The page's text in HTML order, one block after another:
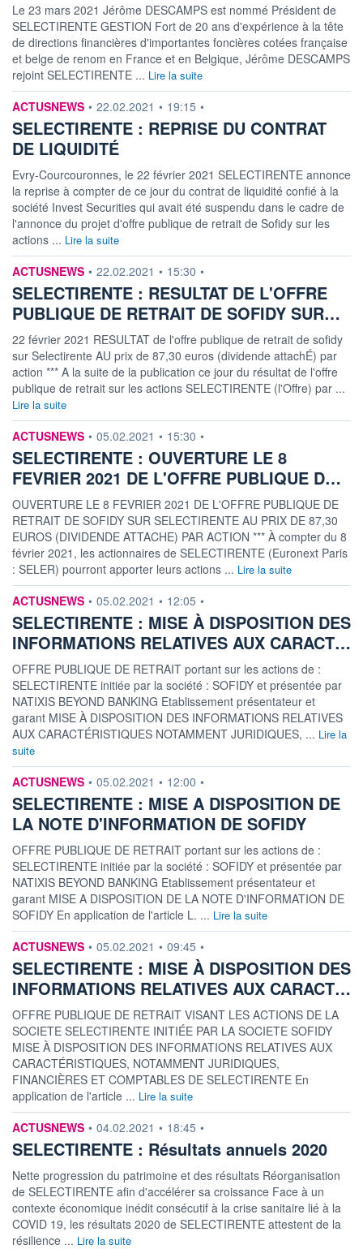
Le 23 mars 2021 Jérôme DESCAMPS est nommé Président de
SELECTIRENTE GESTION Fort de 20 ans d'expérience à la tête
de directions financières d'importantes foncières cotées française
et belge de renom en France et en Belgique, Jérôme DESCAMPS
rejoint SELECTIRENTE ... Lire la suite
information fournie par
ACTUSNEWS • 22.02.2021 • 19:15 •
SELECTIRENTE : REPRISE DU CONTRAT
DE LIQUIDITÉ
Evry-Courcouronnes, le 22 février 2021 SELECTIRENTE annonce
la reprise à compter de ce jour du contrat de liquidité confié à la
société Invest Securities qui avait été suspendu dans le cadre de
l'annonce du projet d'offre publique de retrait de Sofidy sur les
actions ... Lire la suite
information fournie par
ACTUSNEWS • 22.02.2021 • 15:30 •
SELECTIRENTE : RESULTAT DE L'OFFRE
PUBLIQUE DE RETRAIT DE SOFIDY SUR…
22 février 2021 RESULTAT de l'offre publique de retrait de sofidy
sur Selectirente AU prix de 87,30 euros (dividende attachÉ) par
action *** A la suite de la publication ce jour du résultat de l'offre
publique de retrait sur les actions SELECTIRENTE (l'Offre) par ...
Lire la suite
information fournie par
ACTUSNEWS • 05.02.2021 • 15:30 •
SELECTIRENTE : OUVERTURE LE 8
FEVRIER 2021 DE L'OFFRE PUBLIQUE D…
OUVERTURE LE 8 FEVRIER 2021 DE L'OFFRE PUBLIQUE DE
RETRAIT DE SOFIDY SUR SELECTIRENTE AU PRIX DE 87,30
EUROS (DIVIDENDE ATTACHE) PAR ACTION *** À compter du 8
février 2021, les actionnaires de SELECTIRENTE (Euronext Paris
: SELER) pourront apporter leurs actions ... Lire la suite
information fournie par
ACTUSNEWS • 05.02.2021 • 12:05 •
SELECTIRENTE : MISE À DISPOSITION DES
INFORMATIONS RELATIVES AUX CARACT…
OFFRE PUBLIQUE DE RETRAIT portant sur les actions de :
SELECTIRENTE initiée par la société : SOFIDY et présentée par
NATIXIS BEYOND BANKING Etablissement présentateur et
garant MISE À DISPOSITION DES INFORMATIONS RELATIVES
AUX CARACTÉRISTIQUES NOTAMMENT JURIDIQUES, ... Lire la
suite
information fournie par
ACTUSNEWS • 05.02.2021 • 12:00 •
SELECTIRENTE : MISE A DISPOSITION DE
LA NOTE D'INFORMATION DE SOFIDY
OFFRE PUBLIQUE DE RETRAIT portant sur les actions de :
SELECTIRENTE initiée par la société : SOFIDY et présentée par
NATIXIS BEYOND BANKING Etablissement présentateur et
garant MISE A DISPOSITION DE LA NOTE D'INFORMATION DE
SOFIDY En application de l'article L. ... Lire la suite
information fournie par
ACTUSNEWS • 05.02.2021 • 09:45 •
SELECTIRENTE : MISE À DISPOSITION DES
INFORMATIONS RELATIVES AUX CARACT…
OFFRE PUBLIQUE DE RETRAIT VISANT LES ACTIONS DE LA
SOCIETE SELECTIRENTE INITIÉE PAR LA SOCIETE SOFIDY
MISE À DISPOSITION DES INFORMATIONS RELATIVES AUX
CARACTÉRISTIQUES, NOTAMMENT JURIDIQUES,
FINANCIÈRES ET COMPTABLES DE SELECTIRENTE En
application de l'article ... Lire la suite
information fournie par
ACTUSNEWS • 04.02.2021 • 18:45 •
SELECTIRENTE : Résultats annuels 2020
Nette progression du patrimoine et des résultats Réorganisation
de SELECTIRENTE afin d'accélérer sa croissance Face à un
contexte économique inédit consécutif à la crise sanitaire lié à la
COVID 19, les résultats 2020 de SELECTIRENTE attestent de la
résilience ... Lire la suite